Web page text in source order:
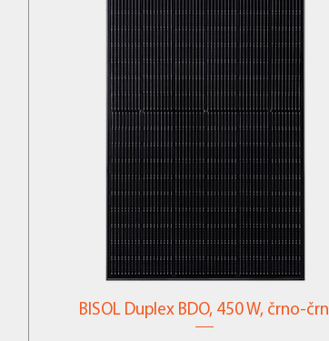
BISOL Duplex BDO, 450 W, črno-črn